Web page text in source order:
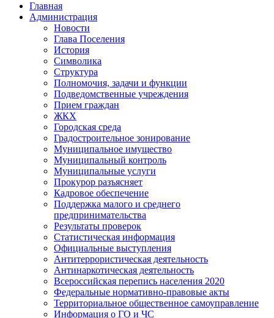
Главная
Администрация
Новости
Глава Поселения
История
Символика
Структура
Полномочия, задачи и функции
Подведомственные учреждения
Прием граждан
ЖКХ
Городская среда
Градостроительное зонирование
Муниципальное имущество
Муниципальный контроль
Муниципальные услуги
Прокурор разъясняет
Кадровое обеспечение
Поддержка малого и среднего
предпринимательства
Результаты проверок
Статистическая информация
Официальные выступления
Антитеррористическая деятельность
Антинаркотическая деятельность
Всероссийская перепись населения 2020
Федеральные нормативно-правовые акты
Территориальное общественное самоуправление
Информация о ГО и ЧС